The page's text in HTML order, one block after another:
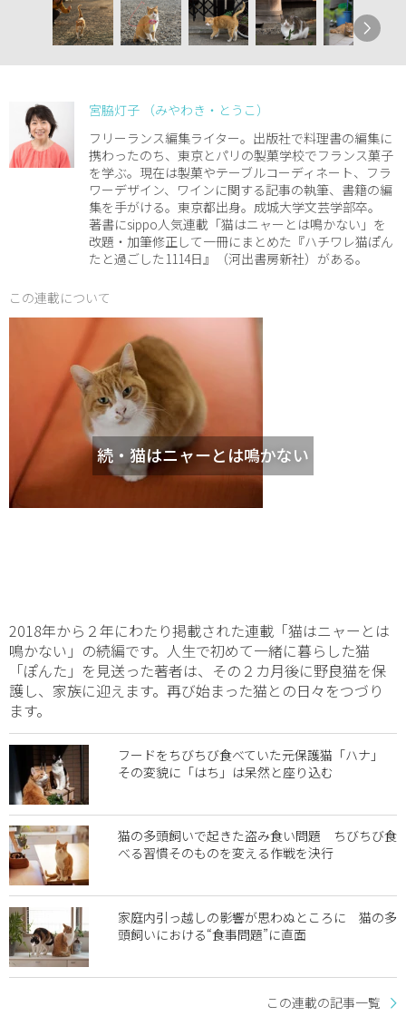
宮脇灯子 （みやわき・とうこ）
フリーランス編集ライター。出版社で料理書の編集に
携わったのち、東京とパリの製菓学校でフランス菓子
を学ぶ。現在は製菓やテーブルコーディネート、フラ
ワーデザイン、ワインに関する記事の執筆、書籍の編
集を手がける。東京都出身。成城大学文芸学部卒。
著書にsippo人気連載「猫はニャーとは鳴かない」を
改題・加筆修正して一冊にまとめた『ハチワレ猫ぽん
たと過ごした1114日』（河出書房新社）がある。
この連載について
続・猫はニャーとは鳴かない
2018年から２年にわたり掲載された連載「猫はニャーとは
鳴かない」の続編です。人生で初めて一緒に暮らした猫
「ぽんた」を見送った著者は、その２カ月後に野良猫を保
護し、家族に迎えます。再び始まった猫との日々をつづり
ます。
フードをちびちび食べていた元保護猫「ハナ」
その変貌に「はち」は呆然と座り込む
猫の多頭飼いで起きた盗み食い問題 ちびちび食
べる習慣そのものを変える作戦を決行
家庭内引っ越しの影響が思わぬところに 猫の多
頭飼いにおける“食事問題”に直面
この連載の記事一覧